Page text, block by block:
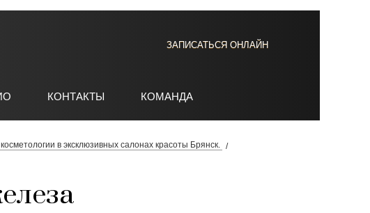
КОНТАКТЫ КОМАНДА
ЗАПИСАТЬСЯ ОНЛАЙН
в эксклюзивных салонах красоты Брянск.